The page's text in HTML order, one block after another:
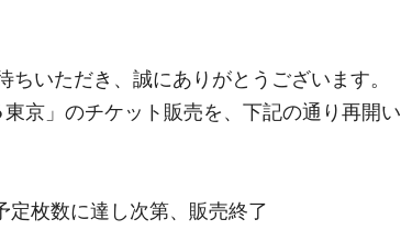
ちいただき、誠にありがとうございます。
東京」のチケット販売を、下記の通り再開い
定枚数に達し次第、販売終了